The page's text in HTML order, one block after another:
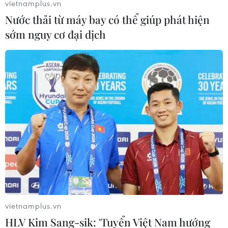
Chủ tịch QH Việt Nam và Lào gặp mặt
vietnamplus.vn
Nước thải từ máy bay có thể giúp phát hiện
sớm nguy cơ đại dịch
vietnamplus.vn
HLV Kim Sang-sik: 'Tuyển Việt Nam hướng